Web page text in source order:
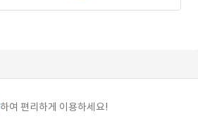
하여 편리하게 이용하세요!